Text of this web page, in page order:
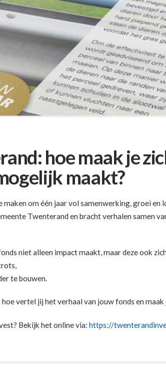
hoe maak je
maakt?
om één jaar vol samenwerking, groei
Twenterand en bracht verhalen samen
niet alleen impact maakt, maar deze ook
te bouwen.
vertel jij het verhaal van jouw fonds en
Bekijk het online via: https://